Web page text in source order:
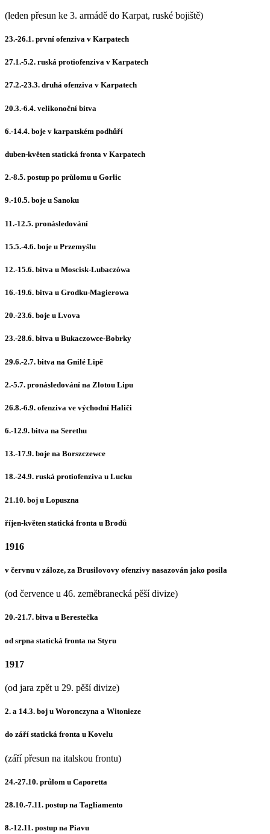
(leden přesun ke 3. armádě do Karpat, ruské bojiště)
23.-26.1. první ofenziva v Karpatech
27.1.-5.2. ruská protiofenziva v Karpatech
27.2.-23.3. druhá ofenziva v Karpatech
20.3.-6.4. velikonoční bitva
6.-14.4. boje v karpatském podhůří
duben-květen statická fronta v Karpatech
2.-8.5. postup po průlomu u Gorlic
9.-10.5. boje u Sanoku
11.-12.5. pronásledování
15.5.-4.6. boje u Przemyślu
12.-15.6. bitva u Moscisk-Lubaczówa
16.-19.6. bitva u Grodku-Magierowa
20.-23.6. boje u Lvova
23.-28.6. bitva u Bukaczowce-Bobrky
29.6.-2.7. bitva na Gnilé Lipě
2.-5.7. pronásledování na Zlotou Lipu
26.8.-6.9. ofenziva ve východní Haliči
6.-12.9. bitva na Serethu
13.-17.9. boje na Borszczewce
18.-24.9. ruská protiofenziva u Lucku
21.10. boj u Lopuszna
říjen-květen statická fronta u Brodů
1916
v červnu v záloze, za Brusilovovy ofenzivy nasazován jako posila
(od července u 46. zeměbranecká pěší divize)
20.-21.7. bitva u Berestečka
od srpna statická fronta na Styru
1917
(od jara zpět u 29. pěší divize)
2. a 14.3. boj u Woronczyna a Witonieze
do září statická fronta u Kovelu
(září přesun na italskou frontu)
24.-27.10. průlom u Caporetta
28.10.-7.11. postup na Tagliamento
8.-12.11. postup na Piavu